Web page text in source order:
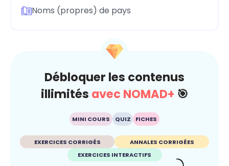
Noms (propres) de pays
Débloquer les contenus
illimités avec NOMAD+ 🎯
MINI COURS QUIZ FICHES
EXERCICES CORRIGÉS
ANNALES CORRIGÉES
EXERCICES INTERACTIFS